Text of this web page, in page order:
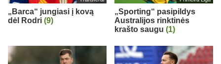
„Barca“ jungiasi į kovą
dėl Rodri (9)
„Sporting“ pasipildys
Australijos rinktinės
krašto saugu (1)